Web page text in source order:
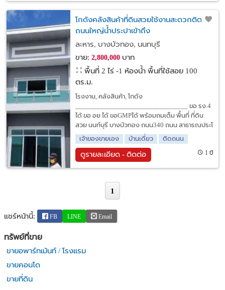
โกดังคลังสินค้าที่ดินสวยใช้งานสะดวกติด
ถนนใหญ่น้ำประปาเข้าถึง
ละหาร, บางบัวทอง, นนทบุรี
ขาย: 2,800,000บาท
พื้นที่ 2 ไร่ -1 ห้องน้ำ พื้นที่ใช้สอย 100
ตร.ม.
โรงงาน, คลังสินค้า, โกดัง
________________________________ ขอ รง.4
ได้ ขอ อย ได้ ขอGMPได้ พร้อมถมเต็ม พื้นที่ ที่ดิน
สวย นนท์บุรี บางบัวทอง ถนน340 ถนน สาธารณประโ
เจ้าของขายเอง
บ้านเดี่ยว ติดถนน
ดูรายละเอียด - ติดต่อ 1 ปี
1
แชร์หน้านี้: FB LINE Email
ทรัพย์ที่ขาย
ขายอพาร์ทเม้นท์ / โรงแรม
ขายคอนโด
ขายที่ดิน